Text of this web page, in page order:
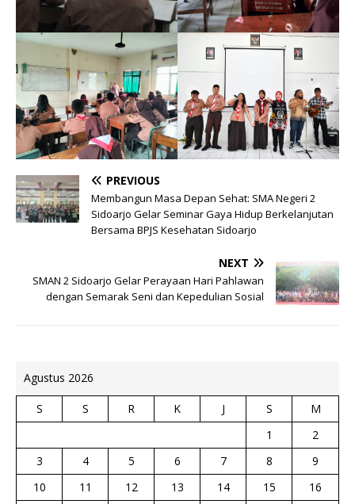
PREVIOUS
Membangun Masa Depan Sehat: SMA Negeri 2
Sidoarjo Gelar Seminar Gaya Hidup Berkelanjutan
Bersama BPJS Kesehatan Sidoarjo
NEXT
SMAN 2 Sidoarjo Gelar Perayaan Hari Pahlawan
dengan Semarak Seni dan Kepedulian Sosial
Agustus 2026
S S R K J S
M
1
2
3
4 5 6 7 8
9
10
11 12 13 14 15
16